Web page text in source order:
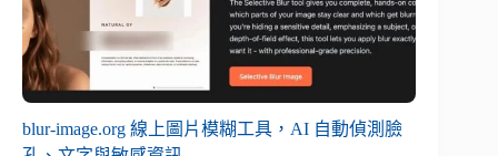
blur-image.org 線上圖片模糊工具，AI 自動偵測臉